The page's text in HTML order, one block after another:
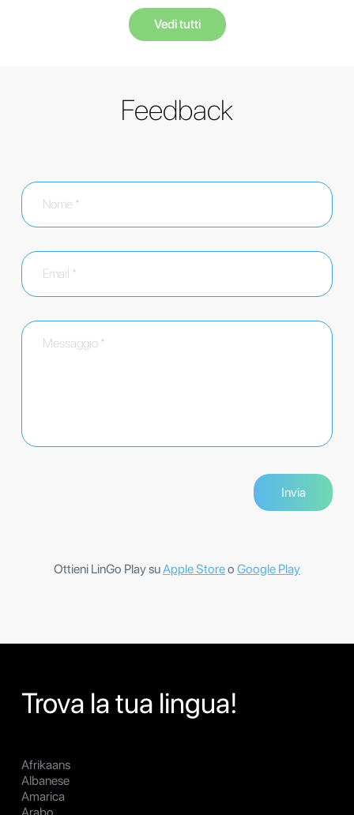
Vedi tutti
Feedback
Ottieni LinGo Play suApple Storeo Google Play
Trova la tua lingua!
Afrikaans
Albanese
Amarica